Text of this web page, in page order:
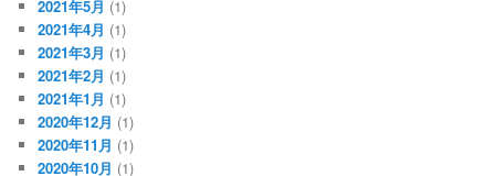
2021年5月 (1)
2021年4月 (1)
2021年3月 (1)
2021年2月 (1)
2021年1月 (1)
2020年12月 (1)
2020年11月 (1)
2020年10月 (1)